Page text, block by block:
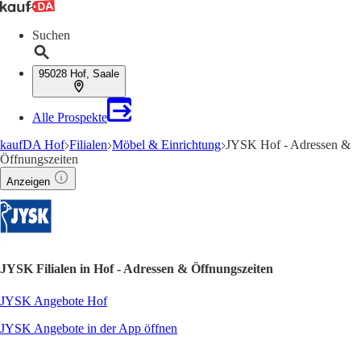
Suchen
95028 Hof, Saale
Alle Prospekte
kaufDA Hof Filialen Möbel & Einrichtung JYSK Hof - Adressen &
Öffnungszeiten
Anzeigen
JYSK Filialen in Hof - Adressen & Öffnungszeiten
JYSK Angebote Hof
JYSK Angebote in der App öffnen